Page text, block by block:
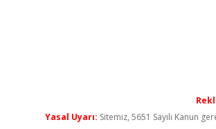
Yasal Uyarı: Sitemiz, 5651 Sayılı Kanun